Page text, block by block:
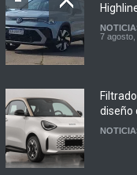
7 agosto,
diseño